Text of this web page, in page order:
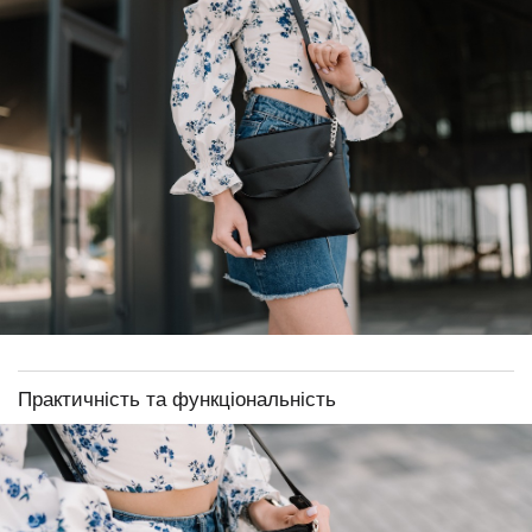
Практичність та функціональність